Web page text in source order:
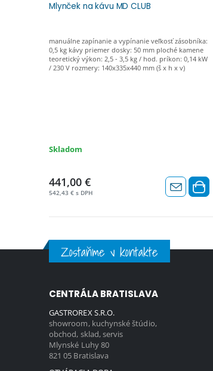
Mlynček na kávu MD CLUB
manuálne zapínanie a vypínanie veľkosť zásobníka:
0,5 kg kávy priemer dosky: 50 mm ploché kamene
teoretický výkon: 2,5 - 3,5 kg / hod. príkon: 0,14 kW
/ 230 V rozmery: 140x335x440 mm (š x h x v)
Skladom
441,00 €
542,43 € s DPH
Zostaňme v kontakte
CENTRÁLA BRATISLAVA
GASTROREX S.R.O.
showroom, kuchynské štúdio,
obchod, sklad, servis
Mlynské Luhy 80
821 05 Bratislava